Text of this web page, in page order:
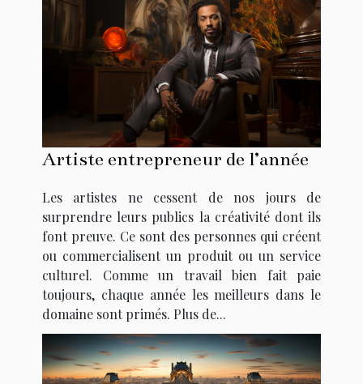
Artiste entrepreneur de l’année
Les artistes ne cessent de nos jours de
surprendre leurs publics la créativité dont ils
font preuve. Ce sont des personnes qui créent
ou commercialisent un produit ou un service
culturel. Comme un travail bien fait paie
toujours, chaque année les meilleurs dans le
domaine sont primés. Plus de...